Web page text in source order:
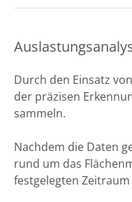
Durch den Einsatz von
der präzisen
sammeln.
Nachdem die Daten
rund um das
festgelegten